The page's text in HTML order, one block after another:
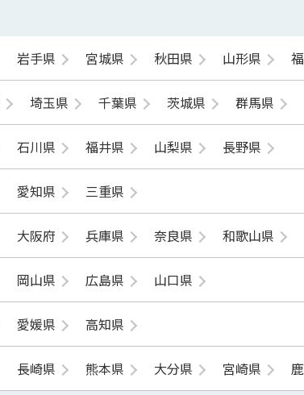
岩手県 宮城県 秋田県 山形県
埼玉県 千葉県 茨城県 群馬県
石川県 福井県 山梨県 長野県
愛知県 三重県
大阪府 兵庫県 奈良県 和歌山県
岡山県 広島県 山口県
愛媛県 高知県
長崎県 熊本県 大分県 宮崎県